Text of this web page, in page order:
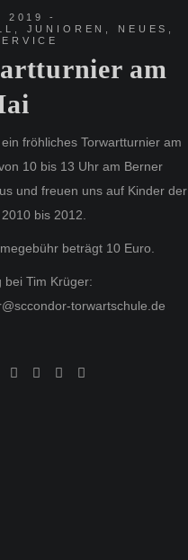
2019
JUNIOREN NEUES
am
fröhliches Torwartturnier am
10 bis 13 Uhr am Berner
und freuen uns auf Kinder der
bis 2012.
beträgt 10 Euro.
bei Tim Krüger:
torwartschule.de